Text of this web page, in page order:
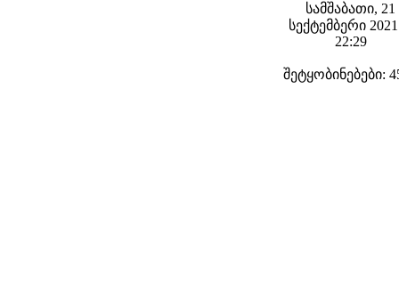
სამშაბათი, 21
სექტემბერი
22:29
შეტყობინებები: